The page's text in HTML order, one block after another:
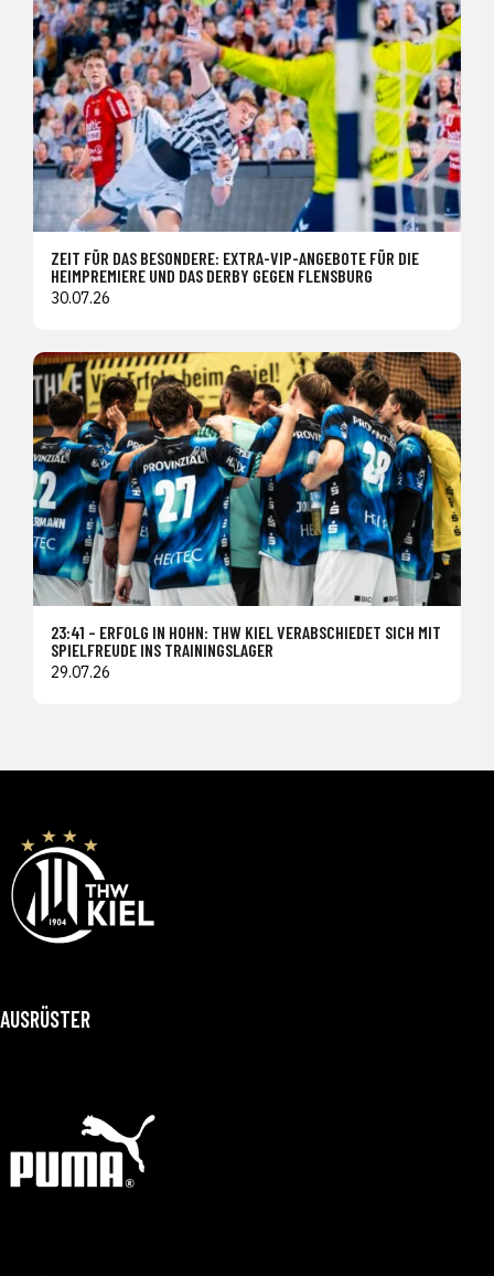
ZEIT FÜR DAS BESONDERE: EXTRA-VIP-ANGEBOTE FÜR DIE
HEIMPREMIERE UND DAS DERBY GEGEN FLENSBURG
30.07.26
23:41 – ERFOLG IN HOHN: THW KIEL VERABSCHIEDET SICH MIT
SPIELFREUDE INS TRAININGSLAGER
29.07.26
AUSRÜSTER